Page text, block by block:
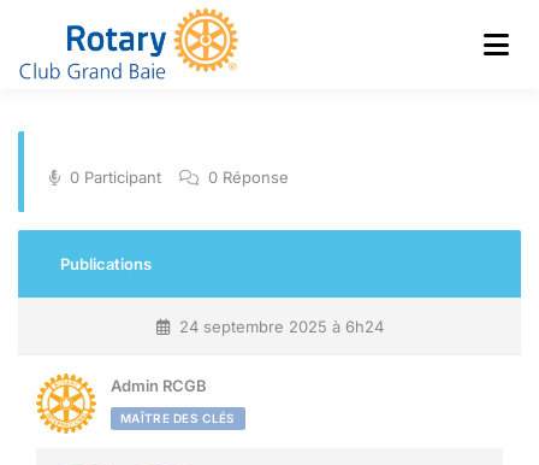
0 Participant 0 Réponse
Publications
24 septembre 2025 à 6h24
Admin RCGB
MAÎTRE DES CLÉS